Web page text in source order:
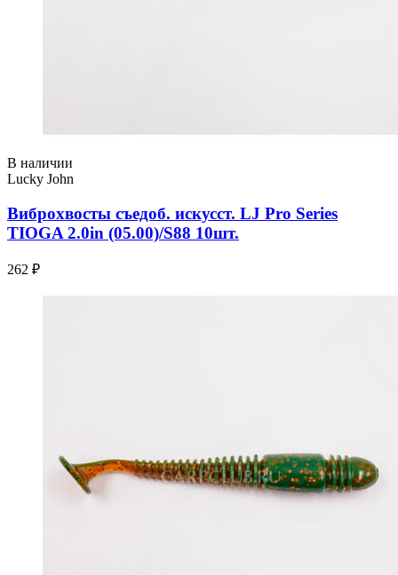
В наличии
Lucky John
Виброхвосты съедоб. искусст. LJ Pro Series
TIOGA 2.0in (05.00)/S88 10шт.
262 ₽